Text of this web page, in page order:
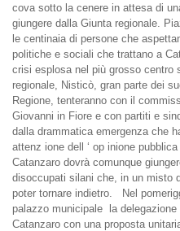
cova sotto la cenere in attesa di
giungere dalla Giunta regionale.
le centinaia di persone che
politiche e sociali che trattano a
crisi esplosa nel più grosso centro
regionale, Nisticò, gran parte dei
Regione, tenteranno con il
Giovanni in Fiore e con partiti e
dalla drammatica emergenza che
attenz ione dell ‘ op inione
Catanzaro dovrà comunque
disoccupati silani che, in un misto
poter tornare indietro.
Nel
palazzo municipale la delegazione
Catanzaro con una proposta